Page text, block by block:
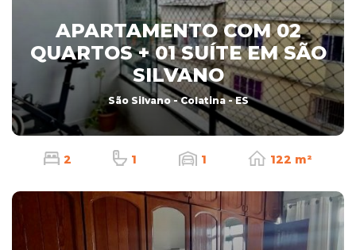
APARTAMENTO COM 02
QUARTOS + 01 SUÍTE EM SÃO
SILVANO
São Silvano - Colatina - ES
2 1 1 122 m²